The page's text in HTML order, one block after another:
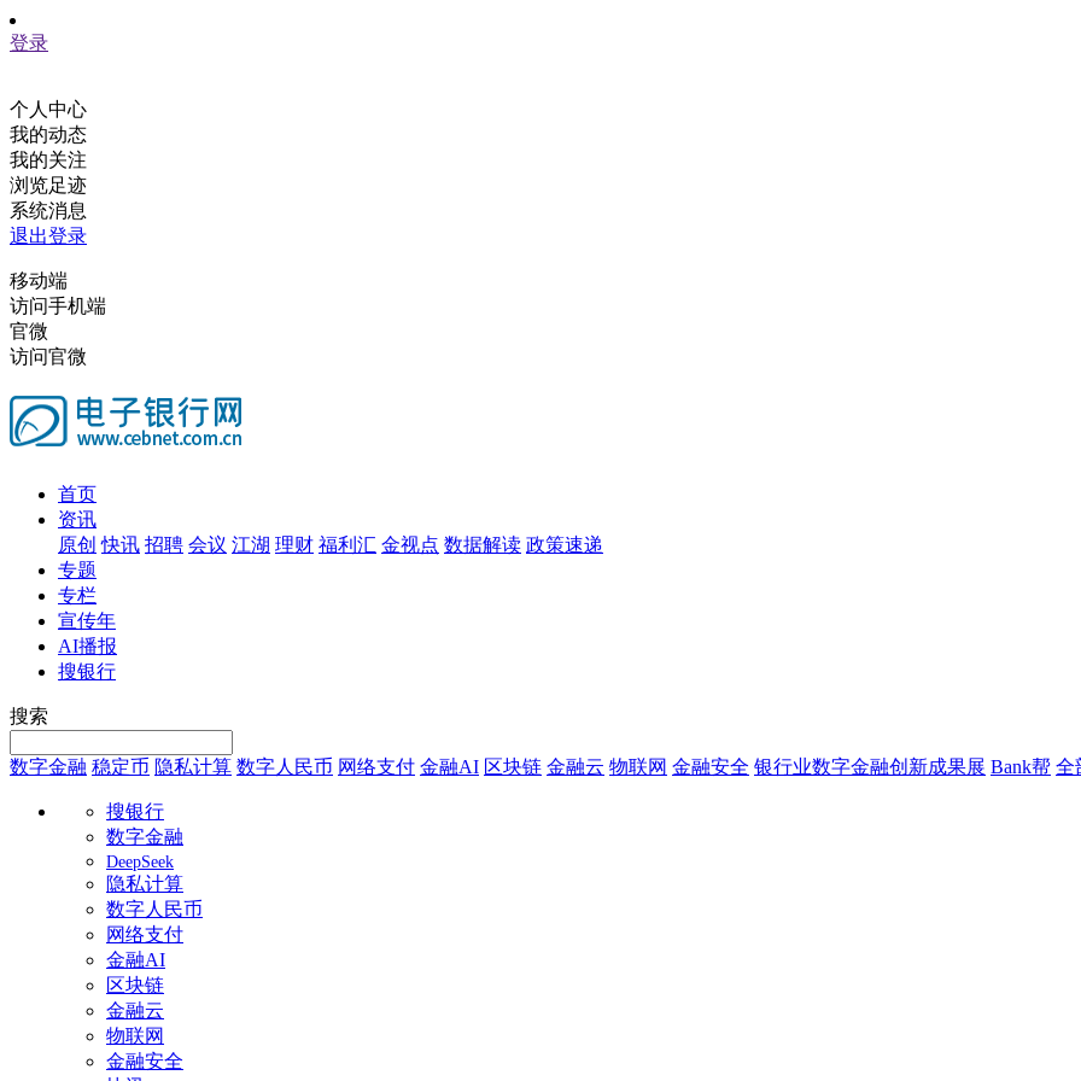
登录
个人中心
我的动态
我的关注
浏览足迹
系统消息
退出登录
移动端
访问手机端
官微
访问官微
首页
资讯
原创 快讯 招聘 会议 江湖 理财 福利汇 金视点 数据解读 政策速递
专题
专栏
宣传年
AI播报
搜银行
搜索
数字金融 稳定币 隐私计算 数字人民币 网络支付 金融AI 区块链 金融云 物联网 金融安全 银行业数字金融创新成果展 Bank帮 全
搜银行
数字金融
DeepSeek
隐私计算
数字人民币
网络支付
金融AI
区块链
金融云
物联网
金融安全